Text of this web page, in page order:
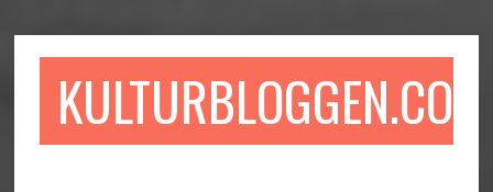
till
till
sidofältet
till
KULTURBLOGGEN.COM